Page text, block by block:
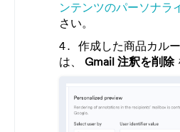
ンテンツのパーソナラ
さい。
作成した商品カル
は、 Gmail 注釈を削除